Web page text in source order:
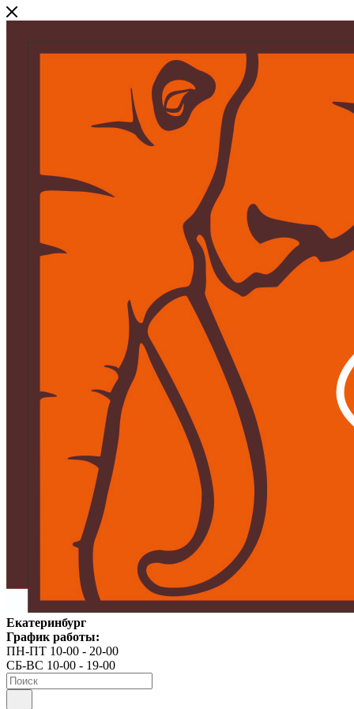
Екатеринбург
График работы:
ПН-ПТ 10-00 - 20-00
СБ-ВС 10-00 - 19-00